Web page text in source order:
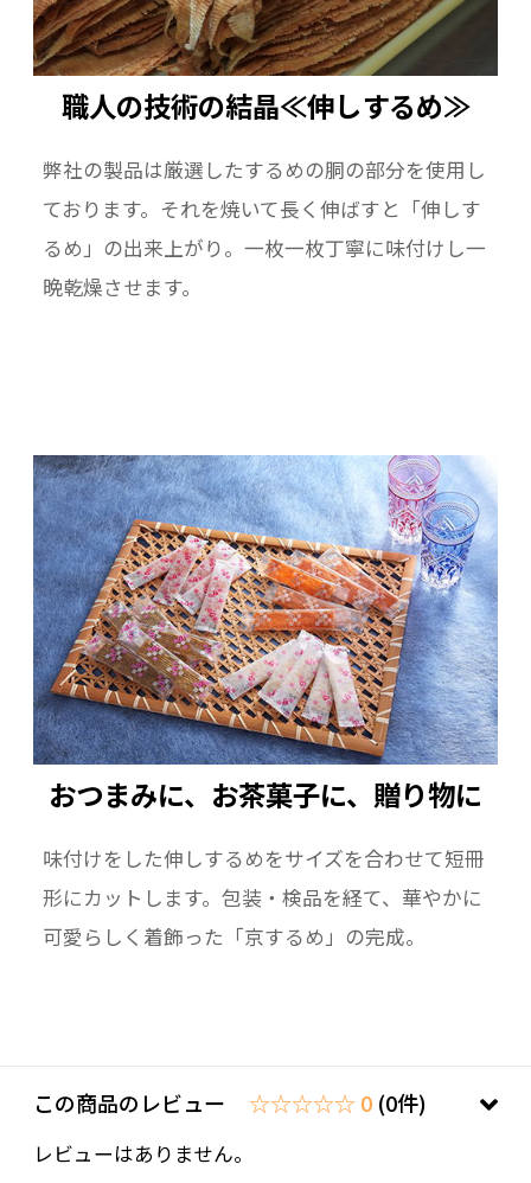
職人の技術の結晶≪伸しするめ≫
弊社の製品は厳選したするめの胴の部分を使用し
ております。それを焼いて長く伸ばすと「伸しす
るめ」の出来上がり。一枚一枚丁寧に味付けし一
晩乾燥させます。
おつまみに、お茶菓子に、贈り物に――
味付けをした伸しするめをサイズを合わせて短冊
形にカットします。包装・検品を経て、華やかに
可愛らしく着飾った「京するめ」の完成。
この商品のレビュー ☆☆☆☆☆ 0 (0件)
レビューはありません。